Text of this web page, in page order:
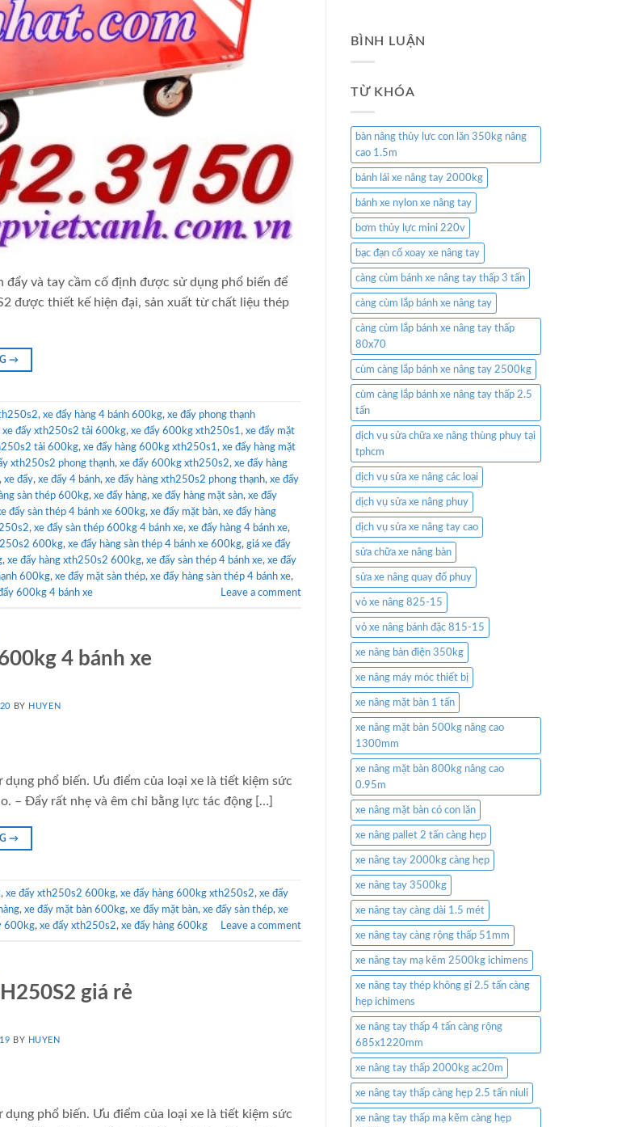
đẩy và tay cầm cố định được sử dụng phổ biến để
được thiết kế hiện đại, sản xuất từ chất liệu thép
→
, xe đẩy hàng 4 bánh 600kg, xe đẩy phong thạnh
xe đẩy xth250s2 tải 600kg, xe đẩy 600kg xth250s1 , xe đẩy mặt
tải 600kg, xe đẩy hàng 600kg xth250s1 , xe đẩy hàng mặt
xth250s2 phong thạnh, xe đẩy 600kg xth250s2, xe đẩy hàng
, xe đẩy, xe đẩy 4 bánh, xe đẩy hàng xth250s2 phong thạnh, xe đẩy
sàn thép 600kg, xe đẩy hàng, xe đẩy hàng mặt sàn, xe đẩy
đẩy sàn thép 4 bánh xe 600kg, xe đẩy mặt bàn, xe đẩy hàng
, xe đẩy sàn thép 600kg 4 bánh xe, xe đẩy hàng 4 bánh xe,
600kg, xe đẩy hàng sàn thép 4 bánh xe 600kg, giá xe đẩy
, xe đẩy hàng xth250s2 600kg, xe đẩy sàn thép 4 bánh xe, xe đẩy
600kg, xe đẩy mặt sàn thép, xe đẩy hàng sàn thép 4 bánh xe,
600kg 4 bánh xe Leave a comment
4 bánh xe
BY HUYEN
phổ biến. Ưu điểm của loại xe là tiết kiệm sức
– Đẩy rất nhẹ và êm chỉ bằng lực tác động […]
→
, xe đẩy xth250s2 600kg, xe đẩy hàng 600kg xth250s2, xe đẩy
, xe đẩy mặt bàn 600kg, xe đẩy mặt bàn, xe đẩy sàn thép, xe
600kg, xe đẩy xth250s2, xe đẩy hàng 600kg Leave a comment
giá rẻ
BY HUYEN
phổ biến. Ưu điểm của loại xe là tiết kiệm sức
BÌNH LUẬN
TỪ KHÓA
bàn nâng thủy lực con lăn 350kg nâng
cao 1.5m
bánh lái xe nâng tay 2000kg
bánh xe nylon xe nâng tay
bơm thủy lực mini 220v
bạc đạn cổ xoay xe nâng tay
càng cùm bánh xe nâng tay thấp 3 tấn
càng cùm lắp bánh xe nâng tay
càng cùm lắp bánh xe nâng tay thấp
80x70
cùm càng lắp bánh xe nâng tay 2500kg
cùm càng lắp bánh xe nâng tay thấp 2.5
tấn
dịch vụ sửa chữa xe nâng thùng phuy tại
tphcm
dịch vụ sửa xe nâng các loại
dịch vụ sửa xe nâng phuy
dịch vụ sửa xe nâng tay cao
sửa chữa xe nâng bàn
sửa xe nâng quay đổ phuy
vỏ xe nâng 825-15
vỏ xe nâng bánh đặc 815-15
xe nâng bàn điện 350kg
xe nâng máy móc thiết bị
xe nâng mặt bàn 1 tấn
xe nâng mặt bàn 500kg nâng cao
1300mm
xe nâng mặt bàn 800kg nâng cao
0.95m
xe nâng mặt bàn có con lăn
xe nâng pallet 2 tấn càng hẹp
xe nâng tay 2000kg càng hẹp
xe nâng tay 3500kg
xe nâng tay càng dài 1.5 mét
xe nâng tay càng rộng thấp 51mm
xe nâng tay mạ kẽm 2500kg ichimens
xe nâng tay thép không gỉ 2.5 tấn càng
hẹp ichimens
xe nâng tay thấp 4 tấn càng rộng
685x1220mm
xe nâng tay thấp 2000kg ac20m
xe nâng tay thấp càng hẹp 2.5 tấn niuli
xe nâng tay thấp mạ kẽm càng hẹp